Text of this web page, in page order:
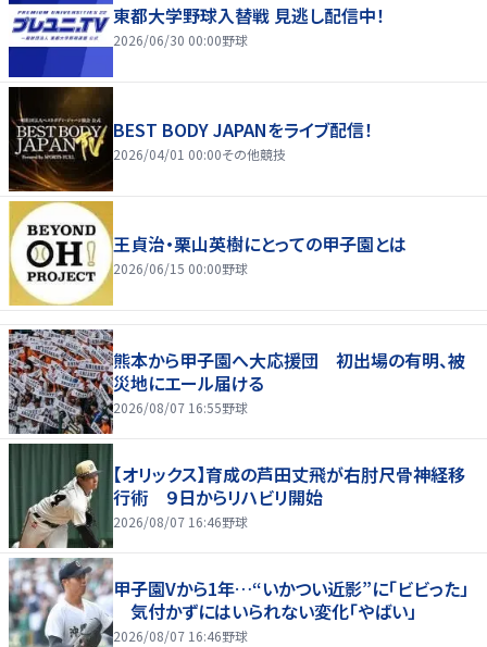
東都大学野球入替戦 見逃し配信中！
2026/06/30 00:00野球
BEST BODY JAPANをライブ配信！
2026/04/01 00:00その他競技
王貞治・栗山英樹にとっての甲子園とは
2026/06/15 00:00野球
熊本から甲子園へ大応援団 初出場の有明、被
災地にエール届ける
2026/08/07 16:55野球
【オリックス】育成の芦田丈飛が右肘尺骨神経移
行術 ９日からリハビリ開始
2026/08/07 16:46野球
甲子園Vから1年…“いかつい近影”に「ビビった」
気付かずにはいられない変化「やばい」
2026/08/07 16:46野球